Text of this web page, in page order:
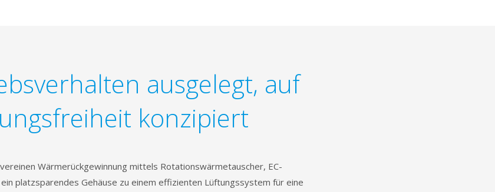
ausgelegt, auf
konzipiert
Wärmerückgewinnung mittels Rotationswärmetauscher, EC-
platzsparendes Gehäuse zu einem effizienten Lüftungssystem für eine